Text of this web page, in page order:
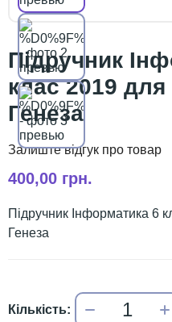
Підручник
клас 2019
Генеза
400,00 грн.
Підручник Інформатика 6
Генеза